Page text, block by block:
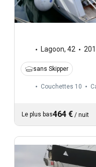
Lagoon, 42
sans Skipper
Couchettes 10
Le plus bas464 € / nuit